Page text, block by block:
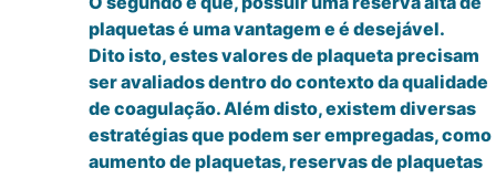
plaquetas é uma vantagem e é desejável.
Dito isto, estes valores de plaqueta precisam
ser avaliados dentro do contexto da qualidade
de coagulação. Além disto, existem diversas
estratégias que podem ser empregadas, como
aumento de plaquetas, reservas de plaquetas